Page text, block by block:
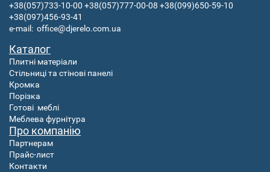
+38(057)733-10-00 +38(057)777-00-08 +38(099)650-59-10
+38(097)456-93-41
e-mail: office@djerelo.com.ua
Каталог
Плитні матеріали
Стільниці та стінові панелі
Кромка
Порізка
Готові меблі
Меблева фурнітура
Про компанію
Партнерам
Прайс-лист
Контакти